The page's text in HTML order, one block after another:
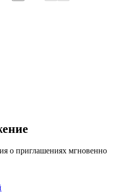
о приглашениях мгновенно